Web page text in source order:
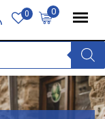
0
0